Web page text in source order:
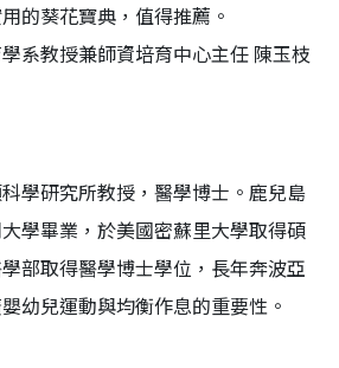
的葵花寶典，值得推薦。
系教授兼師資培育中心主任 陳玉枝
學研究所教授，醫學博士。鹿兒島
學畢業，於美國密蘇里大學取得碩
部取得醫學博士學位，長年奔波亞
幼兒運動與均衡作息的重要性。